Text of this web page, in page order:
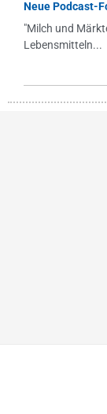
Neue Podcast-
"Milch und
Lebensmitteln...